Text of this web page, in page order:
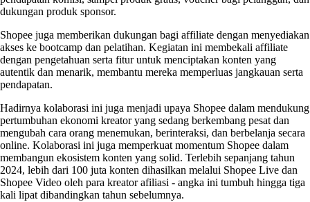
dukungan produk sponsor.
Shopee juga memberikan dukungan bagi affiliate dengan menyediakan
akses ke bootcamp dan pelatihan. Kegiatan ini membekali affiliate
dengan pengetahuan serta fitur untuk menciptakan konten yang
autentik dan menarik, membantu mereka memperluas jangkauan serta
pendapatan.
Hadirnya kolaborasi ini juga menjadi upaya Shopee dalam mendukung
pertumbuhan ekonomi kreator yang sedang berkembang pesat dan
mengubah cara orang menemukan, berinteraksi, dan berbelanja secara
online. Kolaborasi ini juga memperkuat momentum Shopee dalam
membangun ekosistem konten yang solid. Terlebih sepanjang tahun
2024, lebih dari 100 juta konten dihasilkan melalui Shopee Live dan
Shopee Video oleh para kreator afiliasi - angka ini tumbuh hingga tiga
kali lipat dibandingkan tahun sebelumnya.